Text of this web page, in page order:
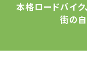
本格ロードバイク
街の自